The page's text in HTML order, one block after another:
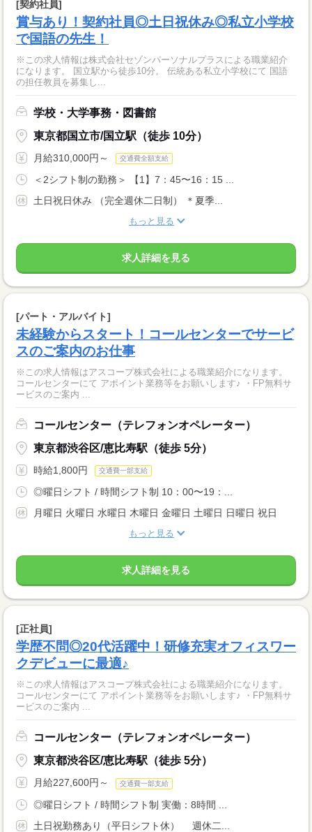
[契約社員]
賞与あり！契約社員◎土日祝休み◎私立小学校
で国語の先生！
※この求人情報は株式会社セゾンパーソナルプラスによる職業紹介
になります。 国立駅から徒歩10分。 伝統ある私立小学校にて 国語
の担任教員を募集し...
学校・大学事務・図書館
東京都国立市/国立駅（徒歩 10分）
月給310,000円～ 交通費全額支給
＜2シフト制の勤務＞ 【1】7：45〜16：15 ...
土日祝日休み （完全週休二日制） ＊夏季...
もっと見る
求人詳細を見る
[パート・アルバイト]
未経験からスタート！コールセンターでサービ
スのご案内のお仕事
※この求人情報はアスコープ株式会社による職業紹介になります。
コールセンターにて アポイント業務等をお願いします♪ ・FP無料サ
ービスのご案内 ...
コールセンター（テレフォンオペレーター）
東京都渋谷区/恵比寿駅（徒歩 5分）
時給1,800円 交通費一部支給
◎曜日シフト / 時間シフト制 10：00〜19：...
月曜日 火曜日 水曜日 木曜日 金曜日 土曜日 日曜日 祝日
もっと見る
求人詳細を見る
[正社員]
学歴不問◎20代活躍中！研修充実オフィスワー
クデビューに最適♪
※この求人情報はアスコープ株式会社による職業紹介になります。
コールセンターにて アポイント業務等をお願いします♪ ・FP無料サ
ービスのご案内 ...
コールセンター（テレフォンオペレーター）
東京都渋谷区/恵比寿駅（徒歩 5分）
月給227,600円～ 交通費一部支給
◎曜日シフト / 時間シフト制 実働：8時間 ...
土日祝勤務あり（平日シフト休） 週休二...